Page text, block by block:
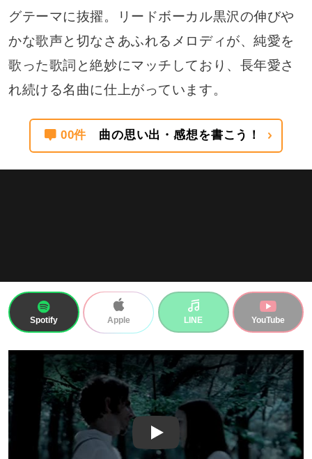
Spotifyを
Siriで操作
アレクサで
Spotify操作
移行方法
その他の
メニューリスト
楽天 M USEN
サービス比較
グテーマに抜擢。リードボーカル黒沢の伸びや
かな歌声と切なさあふれるメロディが、純愛を
歌った歌詞と絶妙にマッチしており、長年愛さ
れ続ける名曲に仕上がっています。
00件 曲の思い出・感想を書こう！
Spotify Apple LINE YouTube